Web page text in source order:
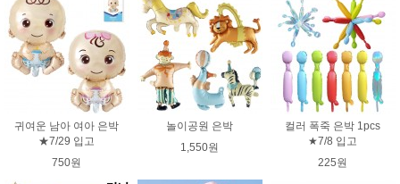
귀여운 남아 여아 은박
★7/29 입고
750원
놀이공원 은박
1,550원
컬러 폭죽 은박 1pcs
★7/8 입고
225원